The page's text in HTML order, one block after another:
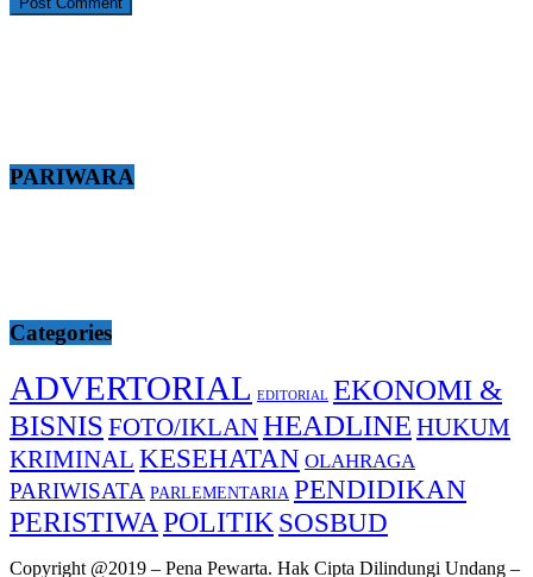
PARIWARA
Categories
ADVERTORIAL EDITORIAL EKONOMI &
BISNIS FOTO/IKLANHEADLINE HUKUM
KRIMINAL KESEHATAN OLAHRAGA
PARIWISATA PARLEMENTARIA PENDIDIKAN
PERISTIWA POLITIK SOSBUD
Copyright @2019 – Pena Pewarta. Hak Cipta Dilindungi Undang –